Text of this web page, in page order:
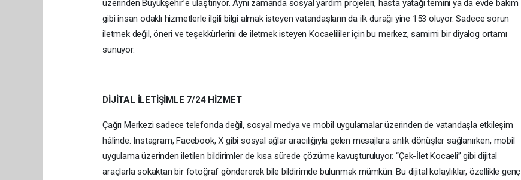
üzerinden Büyükşehir’e ulaştırıyor. Aynı zamanda sosyal yardım projeleri, hasta yatağı temini ya da evde bakım
gibi insan odaklı hizmetlerle ilgili bilgi almak isteyen vatandaşların da ilk durağı yine 153 oluyor. Sadece sorun
iletmek değil, öneri ve teşekkürlerini de iletmek isteyen Kocaelililer için bu merkez, samimi bir diyalog ortamı
sunuyor.
DİJİTAL İLETİŞİMLE 7/24 HİZMET
Çağrı Merkezi sadece telefonda değil, sosyal medya ve mobil uygulamalar üzerinden de vatandaşla etkileşim
hâlinde. Instagram, Facebook, X gibi sosyal ağlar aracılığıyla gelen mesajlara anlık dönüşler sağlanırken, mobil
uygulama üzerinden iletilen bildirimler de kısa sürede çözüme kavuşturuluyor. “Çek-İlet Kocaeli” gibi dijital
araçlarla sokaktan bir fotoğraf göndererek bile bildirimde bulunmak mümkün. Bu dijital kolaylıklar, özellikle genç